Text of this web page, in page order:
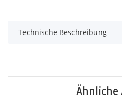
Technische Beschreibung
Ähnliche